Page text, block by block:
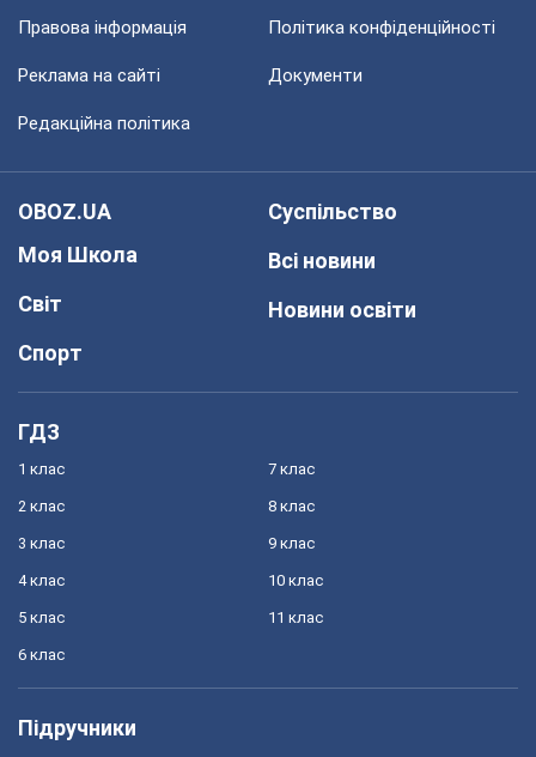
Правова інформація Політика конфіденційності
Реклама на сайті Документи
Редакційна політика
OBOZ.UA
Моя Школа
Світ
Спорт
Суспільство
Всі новини
Новини освіти
ГДЗ
1 клас
2 клас
3 клас
4 клас
5 клас
6 клас
7 клас
8 клас
9 клас
10 клас
11 клас
Підручники